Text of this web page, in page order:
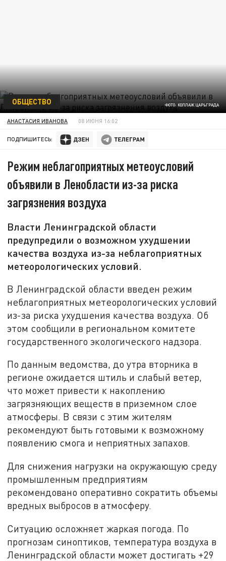
ФОТО: КОЛЛАЖ ЦАРЬГРАДА
ОБЩЕСТВО
АНАСТАСИЯ ИВАНОВА 08 ИЮНЯ 16:02
ПОДПИШИТЕСЬ:
Режим неблагоприятных метеоусловий
объявили в Ленобласти из-за риска
загрязнения воздуха
Власти Ленинградской области
предупредили о возможном ухудшении
качества воздуха из-за неблагоприятных
метеорологических условий.
В Ленинградской области введен режим
неблагоприятных метеорологических условий
из-за риска ухудшения качества воздуха. Об
этом сообщили в региональном комитете
государственного экологического надзора.
По данным ведомства, до утра вторника в
регионе ожидается штиль и слабый ветер,
что может привести к накоплению
загрязняющих веществ в приземном слое
атмосферы. В связи с этим жителям
рекомендуют быть готовыми к возможному
появлению смога и неприятных запахов.
Для снижения нагрузки на окружающую среду
промышленным предприятиям
рекомендовано оперативно сократить объемы
вредных выбросов в атмосферу.
Ситуацию осложняет жаркая погода. По
прогнозам синоптиков, температура воздуха в
Ленинградской области может достигать +29